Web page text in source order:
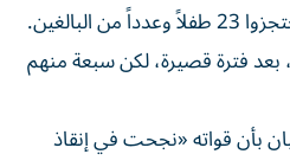
فترة قصيرة، لكن سبعة منهم
بأن قواته «نجحت في إنقاذ